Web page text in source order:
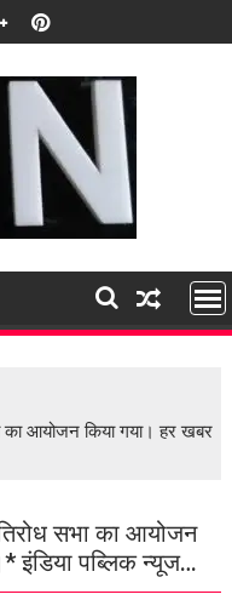
का आयोजन किया गया। हर खबर
सभा का आयोजन
इंडिया पब्लिक न्यूज…